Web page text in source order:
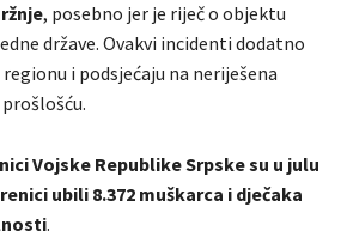
, posebno jer je riječ o objektu
države. Ovakvi incidenti dodatno
i podsjećaju na neriješena
Vojske Republike Srpske su u julu
ubili 8.372 muškarca i dječaka
.